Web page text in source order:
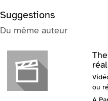
Suggestions
Du même auteur
ou